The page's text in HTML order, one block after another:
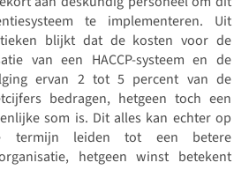
te implementeren. Uit
blijkt dat de kosten voor de
van een HACCP-systeem en de
ervan 2 tot 5 percent van de
bedragen, hetgeen toch een
som is. Dit alles kan echter op
termijn leiden tot een betere
hetgeen winst betekent